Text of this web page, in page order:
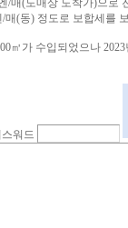
/매(도매상 도착가)으
매(동) 정도로 보합세를
㎥가 수입되었으나
워드